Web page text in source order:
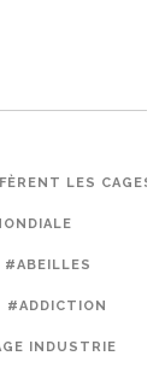
LES CAGES
#ABEILLES
#ADDICTION
INDUSTRIE